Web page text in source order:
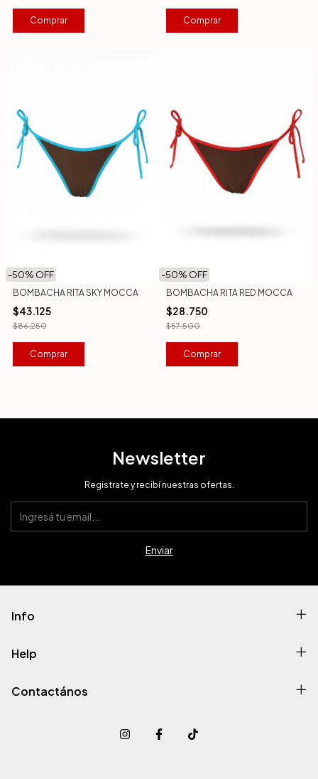
Comprar Comprar
-50% OFF
BOMBACHA RITA SKY MOCCA
$43.125
$86.250
Comprar
-50% OFF
BOMBACHA RITA RED MOCCA
$28.750
$57.500
Comprar
Newsletter
Registrate y recibí nuestras ofertas.
Info
Help
Contactános